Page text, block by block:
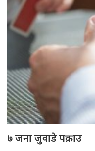
७ जना जुवाडे पक्राउ